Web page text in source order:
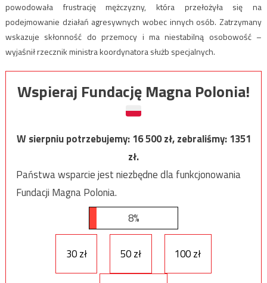
powodowała frustrację mężczyzny, która przełożyła się na
podejmowanie działań agresywnych wobec innych osób. Zatrzymany
wskazuje skłonność do przemocy i ma niestabilną osobowość –
wyjaśnił rzecznik ministra koordynatora służb specjalnych.
Wspieraj Fundację Magna Polonia!
W sierpniu potrzebujemy:16 500zł, zebraliśmy:1351
zł.
Państwa wsparcie jest niezbędne dla funkcjonowania
Fundacji Magna Polonia.
8%
30 zł 50 zł 100 zł